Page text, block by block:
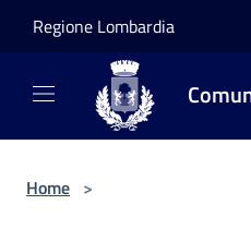
Regione Lombardia
Home >